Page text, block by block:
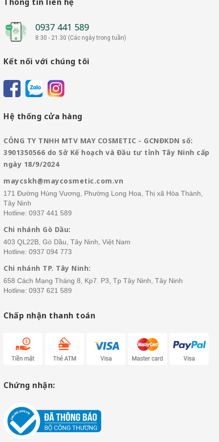
0937 441 589
8:30 - 21:30 (Các ngày trong tuần)
Kết nối với chúng tôi
Hệ thống cửa hàng
CÔNG TY TNHH MTV MAY COSMETIC - GCNĐKDN số:
3901350566 do Sở Kế hoạch và Đầu tư tỉnh Tây Ninh cấp
ngày 18/9/2024
maycskh@maycosmetic.com.vn
171 Đường Hùng Vương, Phường Long Hoa, Thị xã Hòa Thành,
Tây Ninh
Hotline: 0937 441 589
Chi nhánh Gò Dầu:
403 QL22B, Gò Dầu, Tây Ninh, Việt Nam
Hotline: 0937 094 773
Chi nhánh TP. Tây Ninh:
658 Cách Mạng Tháng 8, Kp7. P3, Tp Tây Ninh, Tây Ninh
Hotline: 0937 621 589
Chấp nhận thanh toán
Chứng nhận: